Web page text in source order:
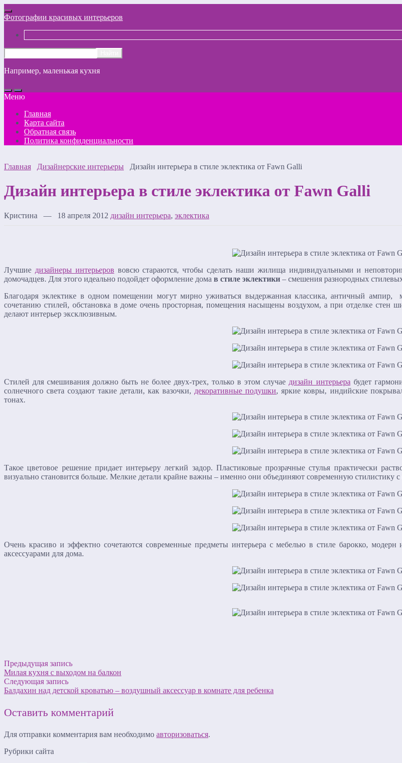
Фотографии красивых интерьеров
Например, маленькая кухня
Меню
Главная
Карта сайта
Обратная связь
Политика конфиденциальности
Главная Дизайнерские интерьеры Дизайн интерьера в стиле эклектика от Fawn Galli
Дизайн интерьера в стиле эклектика от Fawn Galli
Кристина — 18 апреля 2012 дизайн интерьера, эклектика
Лучшие дизайнеры интерьеров вовсю стараются, чтобы сделать наши жилища индивидуальными и
домочадцев. Для этого идеально подойдет оформление дома в стиле эклектики – смешения разнородных
Благодаря эклектике в одном помещении могут мирно уживаться выдержанная классика, античный
сочетанию стилей, обстановка в доме очень просторная, помещения насыщены воздухом, а при отделке стен
делают интерьер эксклюзивным.
Стилей для смешивания должно быть не более двух-трех, только в этом случае дизайн интерьера будет
солнечного света создают такие детали, как вазочки, декоративные подушки, яркие ковры, индийские
тонах.
Такое цветовое решение придает интерьеру легкий задор. Пластиковые прозрачные стулья практически
визуально становится больше. Мелкие детали крайне важны – именно они объединяют современную стилистику
Очень красиво и эффектно сочетаются современные предметы интерьера с мебелью в стиле барокко,
аксессуарами для дома.
Предыдущая запись
Милая кухня с выходом на балкон
Следующая запись
Балдахин над детской кроватью – воздушный аксессуар в комнате для ребенка
Оставить комментарий
Для отправки комментария вам необходимо авторизоваться.
Рубрики сайта